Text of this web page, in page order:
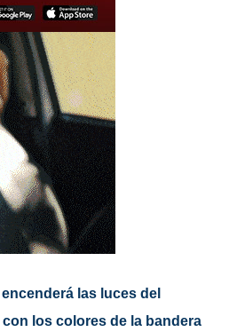
las luces del
los colores de la bandera